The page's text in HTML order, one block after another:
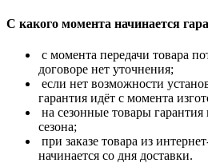
С какого момента начинается
с момента передачи товара
договоре нет уточнения;
если нет возможности
гарантия идёт с момента
на сезонные товары гарантия
сезона;
при заказе товара из
начинается со дня доставки.